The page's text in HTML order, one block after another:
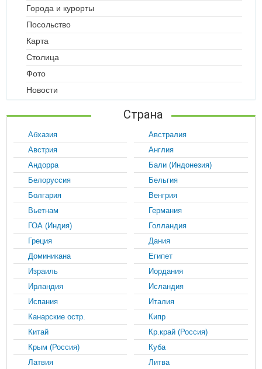
Города и курорты
Посольство
Карта
Столица
Фото
Новости
Страна
Абхазия
Австралия
Австрия
Англия
Андорра
Бали (Индонезия)
Белоруссия
Бельгия
Болгария
Венгрия
Вьетнам
Германия
ГОА (Индия)
Голландия
Греция
Дания
Доминикана
Египет
Израиль
Иордания
Ирландия
Исландия
Испания
Италия
Канарские остр.
Кипр
Китай
Кр.край (Россия)
Крым (Россия)
Куба
Латвия
Литва